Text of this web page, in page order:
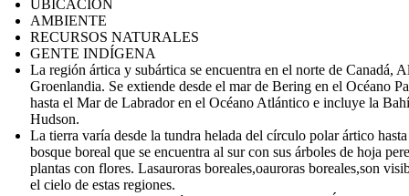
UBICACIÓN
AMBIENTE
RECURSOS NATURALES
GENTE INDÍGENA
La región ártica y subártica se encuentra en el norte de Canadá,
Groenlandia. Se extiende desde el mar de Bering en el Océano
hasta el Mar de Labrador en el Océano Atlántico e incluye la
Hudson.
La tierra varía desde la tundra helada del círculo polar ártico
bosque boreal que se encuentra al sur con sus árboles de hoja
plantas con flores. Lasauroras boreales,oauroras boreales,son
el cielo de estas regiones.